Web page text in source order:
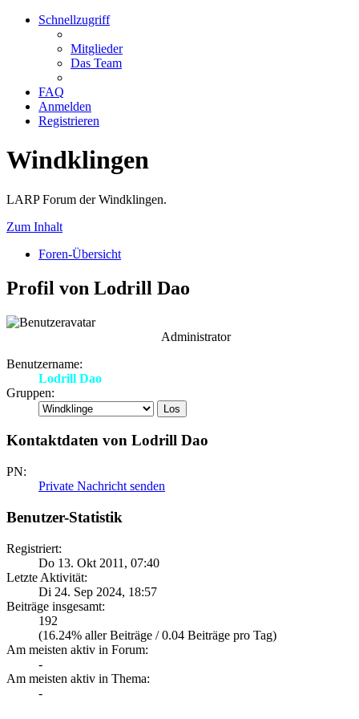
Schnellzugriff
Mitglieder
Das Team
FAQ
Anmelden
Registrieren
Windklingen
LARP Forum der Windklingen.
Zum Inhalt
Foren-Übersicht
Profil von Lodrill Dao
Administrator
Benutzername:
Lodrill Dao
Gruppen:
Kontaktdaten von Lodrill Dao
PN:
Private Nachricht senden
Benutzer-Statistik
Registriert:
Do 13. Okt 2011, 07:40
Letzte Aktivität:
Di 24. Sep 2024, 18:57
Beiträge insgesamt:
192
(16.24% aller Beiträge / 0.04 Beiträge pro Tag)
Am meisten aktiv in Forum:
-
Am meisten aktiv in Thema:
-